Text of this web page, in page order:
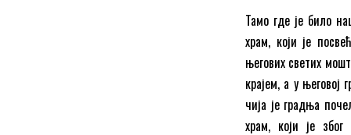
Тамо где је било
храм, који је
његових светих
крајем, а у
чија је градња
храм, који је